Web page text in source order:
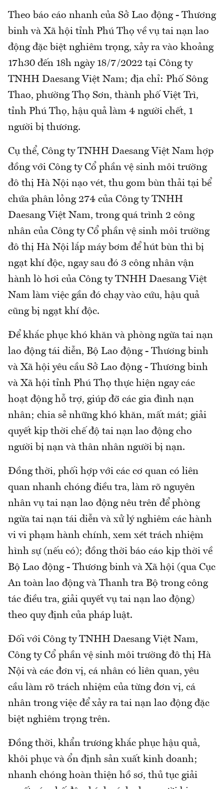
Theo báo cáo nhanh của Sở Lao động - Thương
binh và Xã hội tỉnh Phú Thọ về vụ tai nạn lao
động đặc biệt nghiêm trọng, xảy ra vào khoảng
17h30 đến 18h ngày 18/7/2022 tại Công ty
TNHH Daesang Việt Nam; địa chỉ: Phố Sông
Thao, phường Thọ Sơn, thành phố Việt Trì,
tỉnh Phú Thọ, hậu quả làm 4 người chết, 1
người bị thương.
Cụ thể, Công ty TNHH Daesang Việt Nam hợp
đồng với Công ty Cổ phần vệ sinh môi trường
đô thị Hà Nội nạo vét, thu gom bùn thải tại bể
chứa phân lỏng 274 của Công ty TNHH
Daesang Việt Nam, trong quá trình 2 công
nhân của Công ty Cổ phần vệ sinh môi trường
đô thị Hà Nội lắp máy bơm để hút bùn thì bị
ngạt khí độc, ngay sau đó 3 công nhân vận
hành lò hơi của Công ty TNHH Daesang Việt
Nam làm việc gần đó chạy vào cứu, hậu quả
cũng bị ngạt khí độc.
Để khắc phục khó khăn và phòng ngừa tai nạn
lao động tái diễn, Bộ Lao động - Thương binh
và Xã hội yêu cầu Sở Lao động - Thương binh
và Xã hội tỉnh Phú Thọ thực hiện ngay các
hoạt động hỗ trợ, giúp đỡ các gia đình nạn
nhân; chia sẻ những khó khăn, mất mát; giải
quyết kịp thời chế độ tai nạn lao động cho
người bị nạn và thân nhân người bị nạn.
Đồng thời, phối hợp với các cơ quan có liên
quan nhanh chóng điều tra, làm rõ nguyên
nhân vụ tai nạn lao động nêu trên để phòng
ngừa tai nạn tái diễn và xử lý nghiêm các hành
vi vi phạm hành chính, xem xét trách nhiệm
hình sự (nếu có); đồng thời báo cáo kịp thời về
Bộ Lao động - Thương binh và Xã hội (qua Cục
An toàn lao động và Thanh tra Bộ trong công
tác điều tra, giải quyết vụ tai nạn lao động)
theo quy định của pháp luật.
Đối với Công ty TNHH Daesang Việt Nam,
Công ty Cổ phần vệ sinh môi trường đô thị Hà
Nội và các đơn vị, cá nhân có liên quan, yêu
cầu làm rõ trách nhiệm của từng đơn vị, cá
nhân trong việc để xảy ra tai nạn lao động đặc
biệt nghiêm trọng trên.
Đồng thời, khẩn trương khắc phục hậu quả,
khôi phục và ổn định sản xuất kinh doanh;
nhanh chóng hoàn thiện hồ sơ, thủ tục giải